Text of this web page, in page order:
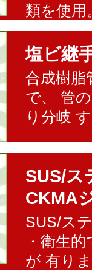
類を使用
塩ビ継
合成樹脂
で、 管
り分岐
SUS/ス
CKMA
SUS/ス
・衛生
が 有り